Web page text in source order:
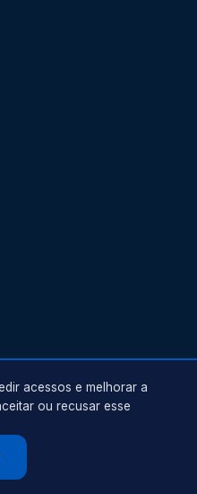
os direitos reservados.
acessos e melhorar a
ou recusar esse